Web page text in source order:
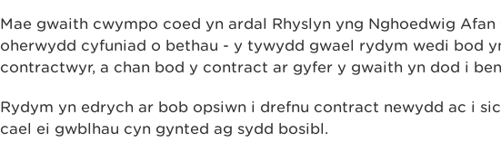
Mae gwaith cwympo coed yn ardal Rhyslyn yng Nghoedwig
oherwydd cyfuniad o bethau - y tywydd gwael rydym wedi bod
contractwyr, a chan bod y contract ar gyfer y gwaith yn dod i
Rydym yn edrych ar bob opsiwn i drefnu contract newydd ac i
cael ei gwblhau cyn gynted ag sydd bosibl.